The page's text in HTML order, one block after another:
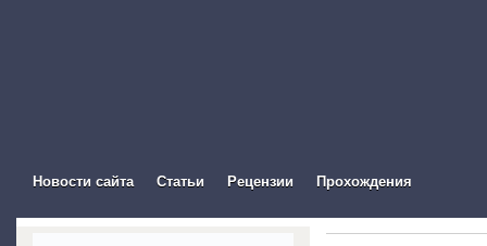
Новости сайта Статьи Рецензии Прохождения